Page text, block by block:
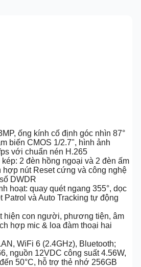
ống kính cố định góc nhìn 87°
biến CMOS 1/2.7", hình ảnh
với chuẩn nén H.265
2 đèn hồng ngoại và 2 đèn ấm
hợp nút Reset cứng và công nghệ
DWDR
hoạt: quay quét ngang 355°, dọc
Patrol và Auto Tracking tự động
hiện con người, phương tiện, âm
hợp mic & loa đàm thoại hai
WiFi 6 (2.4GHz), Bluetooth;
nguồn 12VDC công suất 4.56W,
50°C, hỗ trợ thẻ nhớ 256GB